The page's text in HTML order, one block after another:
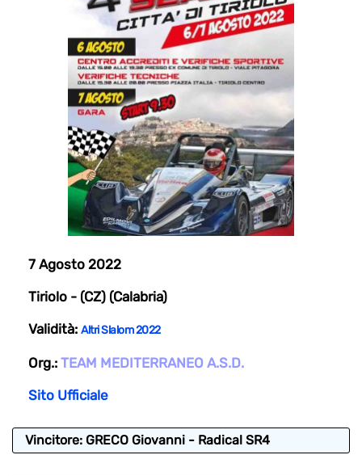
7 Agosto 2022
Tiriolo - (CZ) (Calabria)
Validità: Altri Slalom 2022
Org.: TEAM MEDITERRANEO A.S.D.
Sito Ufficiale
Vincitore: GRECO Giovanni - Radical SR4